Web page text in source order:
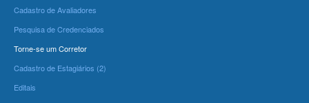
Cadastro de Avaliadores
Pesquisa de Credenciados
Torne-se um Corretor
Cadastro de Estagiários (2)
Editais